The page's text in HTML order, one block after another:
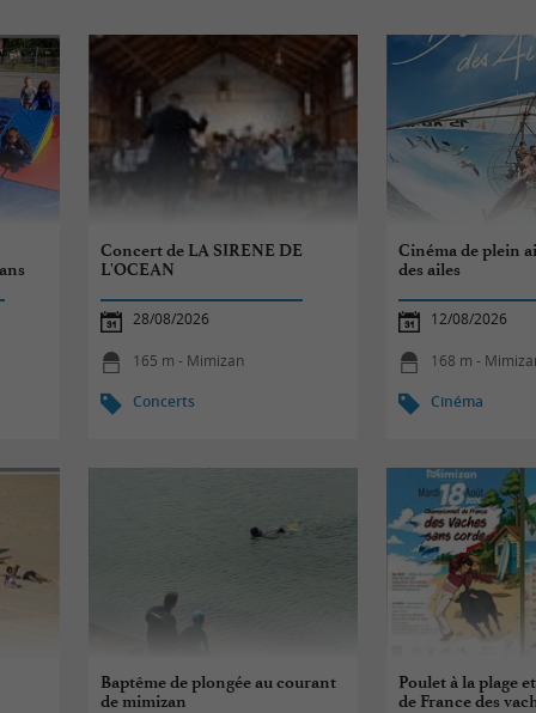
Concert de LA SIRENE DE
L'OCEAN
28/08/2026
165 m - Mimizan
Concerts
Cinéma de plein
des ailes
12/08/2026
168 m -
Cinéma
Baptême de plongée au courant
de mimizan
Poulet à la plage
de France des